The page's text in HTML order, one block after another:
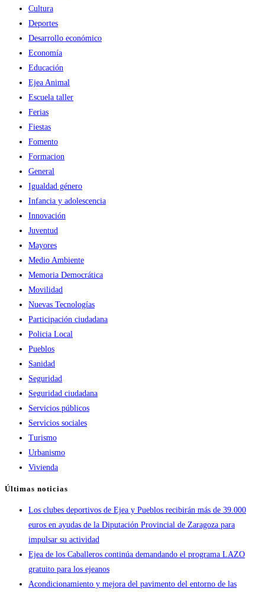
Cultura
Deportes
Desarrollo económico
Economía
Educación
Ejea Animal
Escuela taller
Ferias
Fiestas
Fomento
Formacion
General
Igualdad género
Infancia y adolescencia
Innovación
Juventud
Mayores
Medio Ambiente
Memoria Democrática
Movilidad
Nuevas Tecnologías
Participación ciudadana
Policia Local
Pueblos
Sanidad
Seguridad
Seguridad ciudadana
Servicios públicos
Servicios sociales
Turismo
Urbanismo
Vivienda
Últimas noticias
Los clubes deportivos de Ejea y Pueblos recibirán más de 39.000
euros en ayudas de la Diputación Provincial de Zaragoza para
impulsar su actividad
Ejea de los Caballeros continúa demandando el programa LAZO
gratuito para los ejeanos
Acondicionamiento y mejora del pavimento del entorno de las